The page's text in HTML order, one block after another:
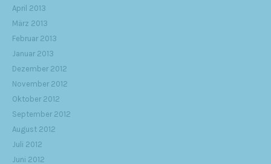
April 2013
März 2013
Februar 2013
Januar 2013
Dezember 2012
November 2012
Oktober 2012
September 2012
August 2012
Juli 2012
Juni 2012